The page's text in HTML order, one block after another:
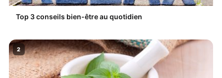
Top 3 conseils bien-être au quotidien
2